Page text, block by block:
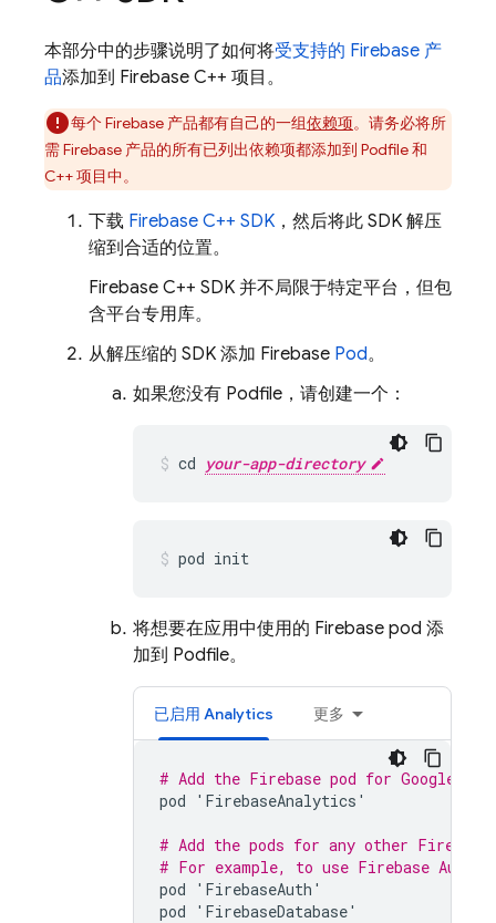
本部分中的步骤说明了如何将受支持的 Firebase 产
品添加到 Firebase C++ 项目。
每个 Firebase 产品都有自己的一组依赖项。请务必将所
需 Firebase 产品的所有已列出依赖项都添加到 Podfile 和
C++ 项目中。
下载 Firebase C++ SDK ，然后将此 SDK 解压
缩到合适的位置。
Firebase C++ SDK 并不局限于特定平台，但包
含平台专用库。
从解压缩的 SDK 添加 Firebase Pod。
如果您没有 Podfile，请创建一个：
cd your-app-directory
pod init
将想要在应用中使用的 Firebase pod 添
加到 Podfile。
已启用 Analytics 更多
# Add the Firebase pod for Google
pod
' FirebaseAnalytics '
# Add the pods for any other
# For example, to use Firebase
pod
' FirebaseAuth '
pod
' FirebaseDatabase'